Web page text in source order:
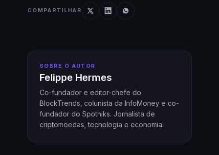
COMPARTILHAR
SOBRE O AUTOR
Felippe Hermes
Co-fundador e editor-chefe do
BlockTrends, colunista da InfoMoney e co-
fundador do Spotniks. Jornalista de
criptomoedas, tecnologia e economia.